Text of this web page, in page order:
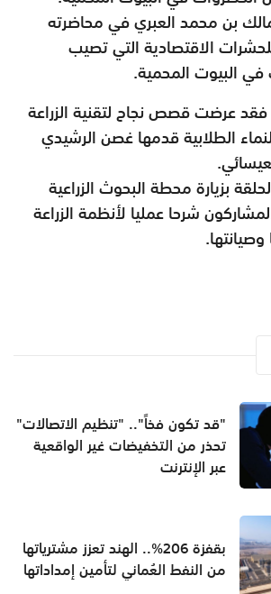
بن محمد العبري في محاضرته
الاقتصادية التي تصيب
البيوت المحمية.
فقد عرضت قصص نجاح لتقنية الزراعة
الطلابية قدمها غصن الرشيدي
بزيارة محطة البحوث الزراعية
شرحا عمليا لأنظمة الزراعة
وصيانتها.
"قد تكون فخاً".. "تنظيم الاتصالات"
تحذر من التخفيضات غير الواقعية
عبر الإنترنت
بقفزة 206%.. الهند تعزز مشترياتها
من النفط العُماني لتأمين إمداداتها